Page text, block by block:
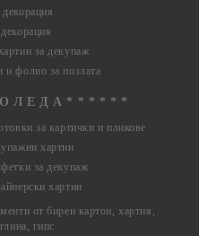
за декупаж
и фолио за позлата
Л Е Д А * * * * * *
за картички и пликове
хартии
за декупаж
хартии
от бирен картон, хартия,
гипс